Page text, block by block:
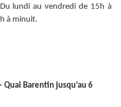
lundi au vendredi de 15h à
à minuit.
Quai Barentin jusqu’au 6